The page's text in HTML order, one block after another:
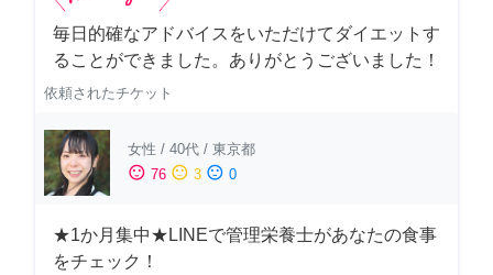
毎日的確なアドバイスをいただけてダイエットす
ることができました。ありがとうございました！
依頼されたチケット
女性 / 40代 / 東京都
sentiment_satisfied 76 sentiment_neutral 3 sentiment_dissatisfied 0
★1か月集中★LINEで管理栄養士があなたの食事
をチェック！